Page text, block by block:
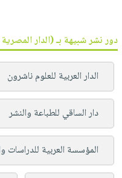
دور نشر شبيهة بـ (الدار المصرية
الدار العربية للعلوم ناشرون
دار الساقي للطباعة والنشر
المؤسسة العربية للدراسات